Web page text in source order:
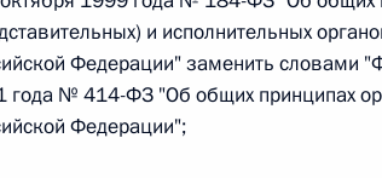
портал правовой информацииpravo.gov.ru
и исполнительных
Федерации" заменить словами
года № 414-ФЗ "Об общих принципах
Федерации";